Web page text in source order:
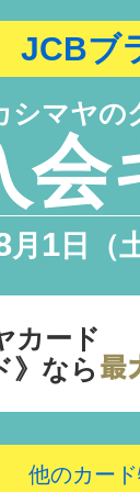
JCBブ
シマヤの
月 1日（
カード
》なら
他のカー